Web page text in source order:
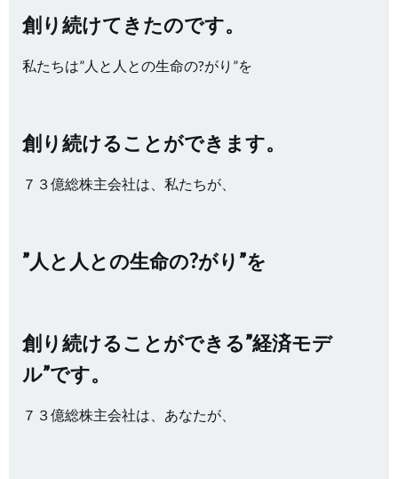
創り続けてきたのです。
私たちは”人と人との生命の?がり”を
創り続けることができます。
７３億総株主会社は、私たちが、
”人と人との生命の?がり”を
創り続けることができる”経済モデ
ル”です。
７３億総株主会社は、あなたが、